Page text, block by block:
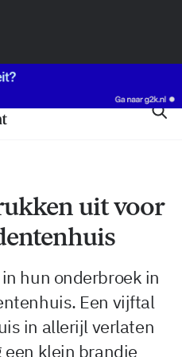
uit voor
hun onderbroek in
Een vijftal
in allerijl verlaten
klein brandje